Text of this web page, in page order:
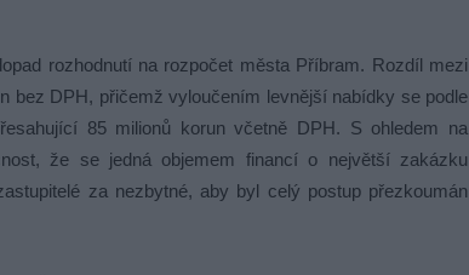
rozhodnutí na rozpočet města Příbram. Rozdíl mezi
bez DPH, přičemž vyloučením levnější nabídky se podle
85 milionů korun včetně DPH. S ohledem na
že se jedná objemem financí o největší zakázku
za nezbytné, aby byl celý postup přezkoumán